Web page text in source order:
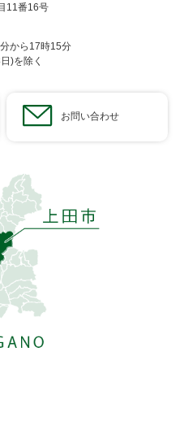
11番16号
から17時15分
)を除く
お問い合わせ